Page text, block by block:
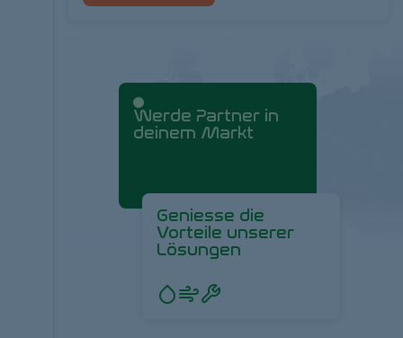
Werde Partner in
deinem Markt
Geniesse die
Vorteile unserer
Lösungen